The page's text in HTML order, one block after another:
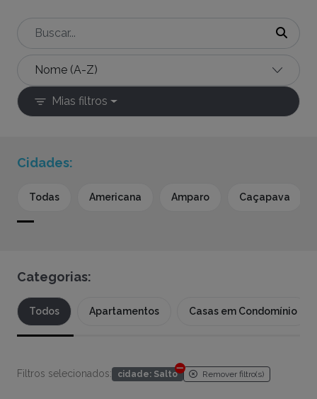
Mias filtros
Cidades:
Todas Americana Amparo Caçapava
Categorias:
Todos Apartamentos Casas em Condomínio
Filtros selecionados: cidade: Salto Remover filtro(s)